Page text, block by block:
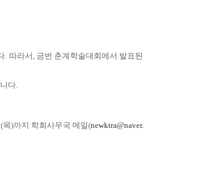
. 따라서, 금번 춘계학술대회에서 발표된
다.
)까지 학회사무국 메일(newktra@naver.